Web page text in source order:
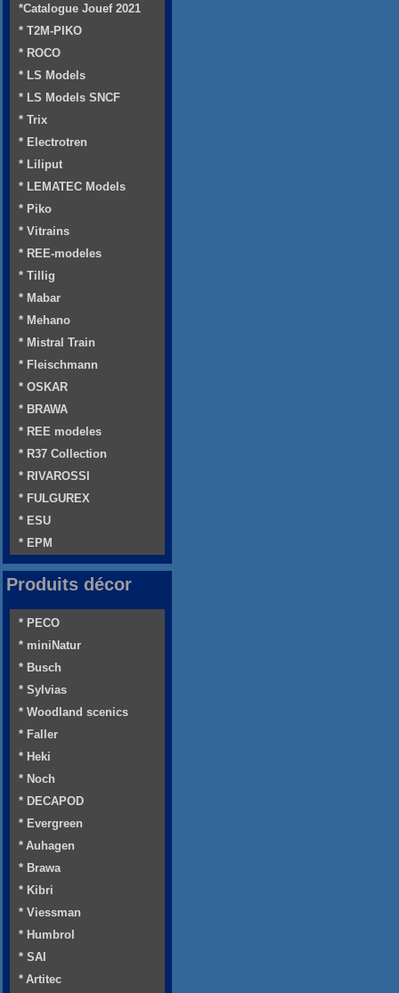
*Catalogue Jouef 2021
* T2M-PIKO
* ROCO
* LS Models
* LS Models SNCF
* Trix
* Electrotren
* Liliput
* LEMATEC Models
* Piko
* Vitrains
* REE-modeles
* Tillig
* Mabar
* Mehano
* Mistral Train
* Fleischmann
* OSKAR
* BRAWA
* REE modeles
* R37 Collection
* RIVAROSSI
* FULGUREX
* ESU
* EPM
Produits décor
* PECO
* miniNatur
* Busch
* Sylvias
* Woodland scenics
* Faller
* Heki
* Noch
* DECAPOD
* Evergreen
* Auhagen
* Brawa
* Kibri
* Viessman
* Humbrol
* SAI
* Artitec